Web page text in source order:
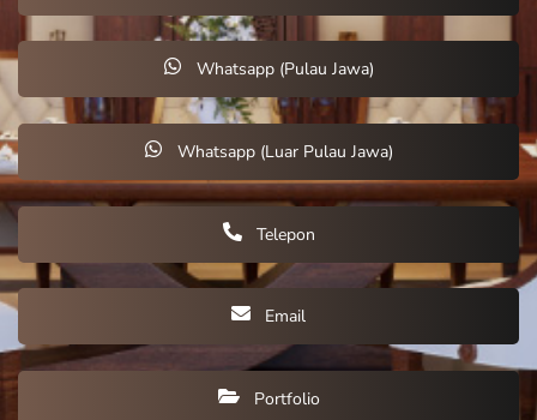
Whatsapp (Pulau Jawa)
Whatsapp (Luar Pulau Jawa)
Telepon
Email
Portfolio